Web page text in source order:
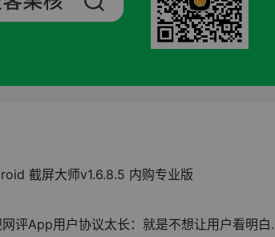
截屏大师v1.6.8.5 内购专业版
评App用户协议太长：就是不想让用户看明白！